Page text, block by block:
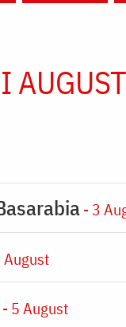
AUGUST
- 3
August
- 5 August